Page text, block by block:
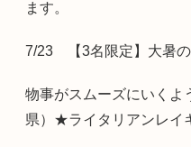
ます。
7/23 【3名限定】大暑
物事がスムーズにいく
県）★ライタリアンレイ